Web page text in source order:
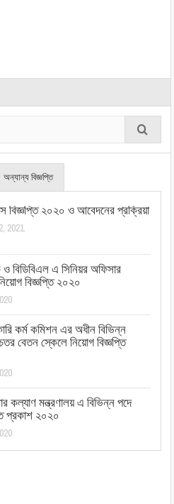
অন্যান্য বিজ্ঞপ্তি
বিজ্ঞপ্তি ২০২০ ও আবেদনের প্রক্রিয়া
2021
ও বিডিবিএল এ সিনিয়র অফিসার
বিজ্ঞপ্তি ২০২০
কর্ম কমিশন এর অধীন বিভিন্ন
বেতন স্কেলে নিয়োগ বিজ্ঞপ্তি
কল্যাণ মন্ত্রণালয় এ বিভিন্ন পদে
প্রকাশ ২০২০